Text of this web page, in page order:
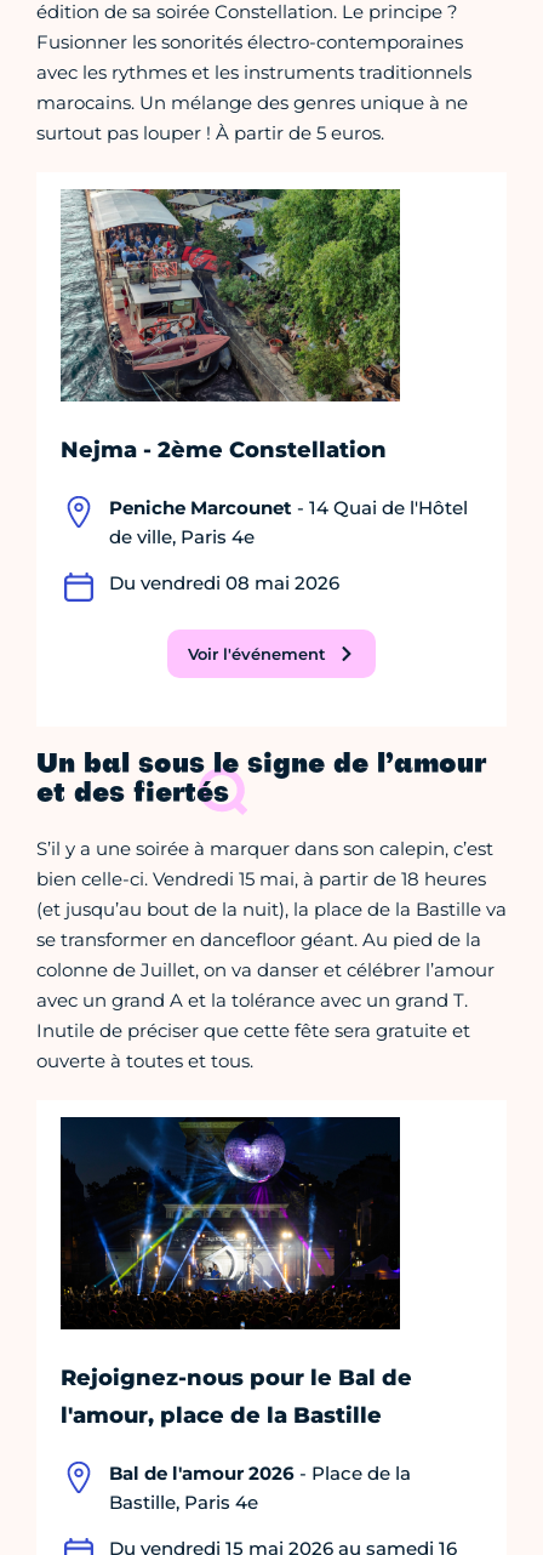
édition de sa soirée Constellation. Le principe ?
Fusionner les sonorités électro-contemporaines
avec les rythmes et les instruments traditionnels
marocains. Un mélange des genres unique à ne
surtout pas louper ! À partir de 5 euros.
Nejma - 2ème Constellation
Peniche Marcounet - 14 Quai de l'Hôtel
de ville, Paris 4e
Du vendredi 08 mai 2026
Voir l'événement
Un bal sous le signe de l’amour
et des fiertés
S’il y a une soirée à marquer dans son calepin, c’est
bien celle-ci. Vendredi 15 mai, à partir de 18 heures
(et jusqu’au bout de la nuit), la place de la Bastille va
se transformer en dancefloor géant. Au pied de la
colonne de Juillet, on va danser et célébrer l’amour
avec un grand A et la tolérance avec un grand T.
Inutile de préciser que cette fête sera gratuite et
ouverte à toutes et tous.
Rejoignez-nous pour le Bal de
l'amour, place de la Bastille
Bal de l'amour 2026 - Place de la
Bastille, Paris 4e
Du vendredi 15 mai 2026 au samedi 16